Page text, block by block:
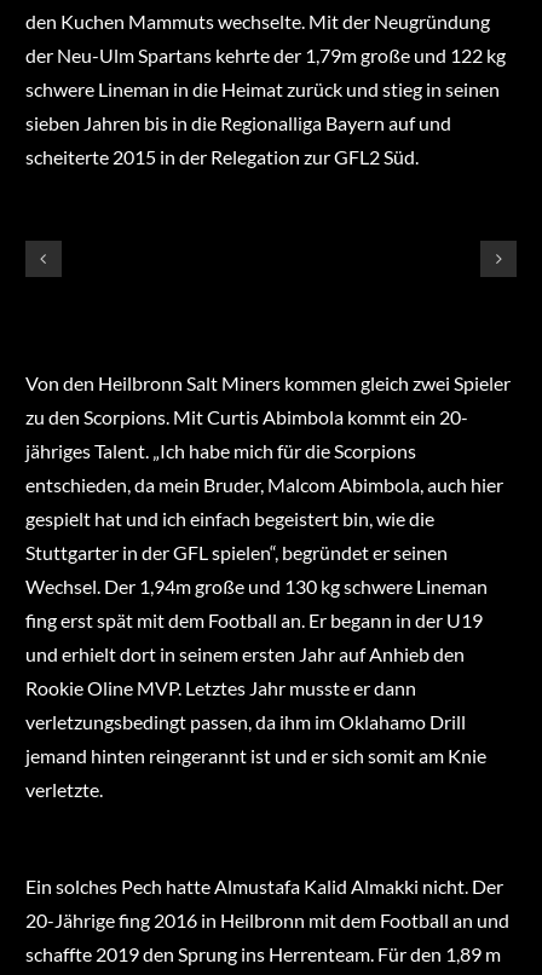
den Kuchen Mammuts wechselte. Mit der Neugründung
der Neu-Ulm Spartans kehrte der 1,79m große und 122 kg
schwere Lineman in die Heimat zurück und stieg in seinen
sieben Jahren bis in die Regionalliga Bayern auf und
scheiterte 2015 in der Relegation zur GFL2 Süd.
Von den Heilbronn Salt Miners kommen gleich zwei Spieler
zu den Scorpions. Mit Curtis Abimbola kommt ein 20-
jähriges Talent. „Ich habe mich für die Scorpions
entschieden, da mein Bruder, Malcom Abimbola, auch hier
gespielt hat und ich einfach begeistert bin, wie die
Stuttgarter in der GFL spielen“, begründet er seinen
Wechsel. Der 1,94m große und 130 kg schwere Lineman
fing erst spät mit dem Football an. Er begann in der U19
und erhielt dort in seinem ersten Jahr auf Anhieb den
Rookie Oline MVP. Letztes Jahr musste er dann
verletzungsbedingt passen, da ihm im Oklahamo Drill
jemand hinten reingerannt ist und er sich somit am Knie
verletzte.
Ein solches Pech hatte Almustafa Kalid Almakki nicht. Der
20-Jährige fing 2016 in Heilbronn mit dem Football an und
schaffte 2019 den Sprung ins Herrenteam. Für den 1,89 m